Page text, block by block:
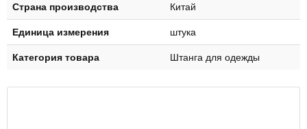
Страна производства Китай
Единица измерения штука
Категория товара Штанга для одежды